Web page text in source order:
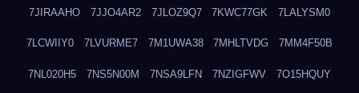
7JIRAAHO 7JJO4AR2 7JLOZ9Q7 7KWC77GK 7LALYSM0
7LCWIIY0 7LVURME7 7M1UWA38 7MHLTVDG 7MM4F50B
7NL020H5 7NS5N00M 7NSA9LFN 7NZIGFWV 7O15HQUY